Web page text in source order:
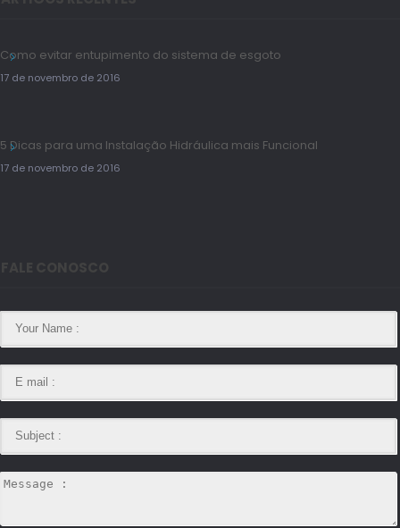
Como evitar entupimento do sistema de esgoto
17 de novembro de 2016
5 Dicas para uma Instalação Hidráulica mais Funcional
17 de novembro de 2016